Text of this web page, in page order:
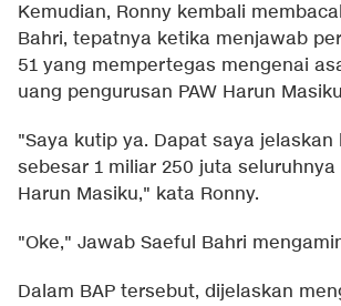
Kemudian, Ronny kembali
Bahri, tepatnya ketika menjawab
51 yang mempertegas mengenai
uang pengurusan PAW Harun
"Saya kutip ya. Dapat saya jelaskan
sebesar 1 miliar 250 juta
Harun Masiku," kata Ronny.
"Oke," Jawab Saeful Bahri
Dalam BAP tersebut, dijelaskan